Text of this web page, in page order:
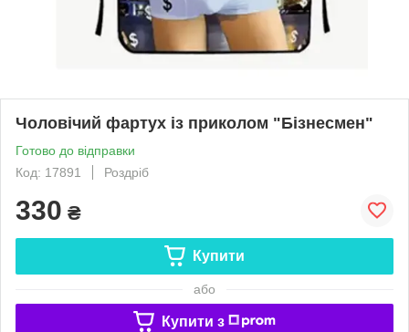
Чоловічий фартух із приколом "Бізнесмен"
Готово до відправки
Код: 17891
Роздріб
330 ₴
Купити
або
Купити з